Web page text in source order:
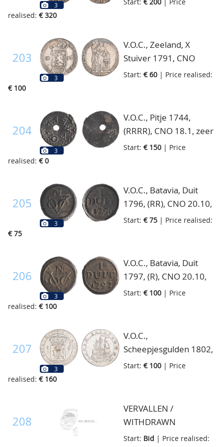
3
realised: € 320
203
3
V.O.C., Zeeland, X
Stuiver 1791, CNO
16.6, gereinigd doch
Start: € 60 | Price realised:
€ 100
204
3
V.O.C., Pitje 1744,
(RRRR), CNO 18.1, zeer
zeldzaam!, fraai
Start: € 150 | Price
realised: € 0
205
3
V.O.C., Batavia, Duit
1796, (RR), CNO 20.10,
fraai/zeer fraai
Start: € 75 | Price realised:
€ 75
206
3
V.O.C., Batavia, Duit
1797, (R), CNO 20.10,
zeer fraai/prachtig
Start: € 100 | Price
realised: € 100
207
3
V.O.C.,
Scheepjesgulden 1802,
grote mast onder T, Vz:
gesplitst jaartal ter
weerszijden.
mt. vijfpuntige ster Kz:
Start: € 100 | Price
realised: € 160
208
VERVALLEN /
WITHDRAWN
Start: Bid | Price realised: